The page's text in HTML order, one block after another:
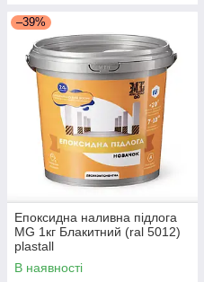
–39%
Епоксидна наливна підлога
MG 1кг Блакитний (ral 5012)
plastall
В наявності